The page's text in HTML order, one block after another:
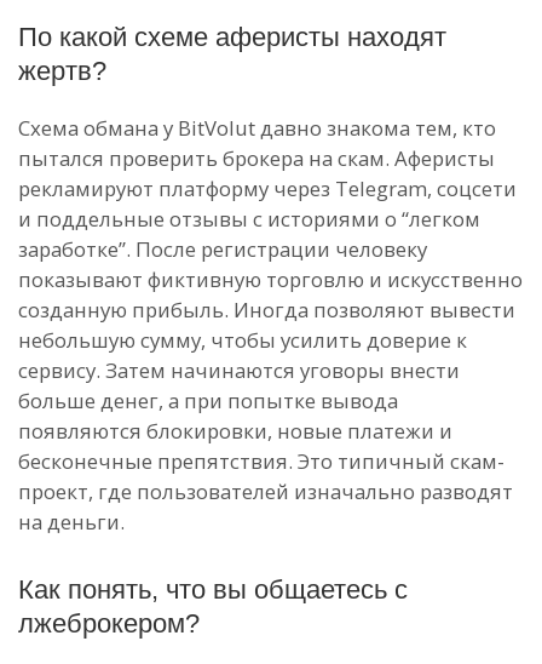
По какой схеме аферисты находят
жертв?
Схема обмана у BitVolut давно знакома тем, кто
пытался проверить брокера на скам. Аферисты
рекламируют платформу через Telegram, соцсети
и поддельные отзывы с историями о “легком
заработке”. После регистрации человеку
показывают фиктивную торговлю и искусственно
созданную прибыль. Иногда позволяют вывести
небольшую сумму, чтобы усилить доверие к
сервису. Затем начинаются уговоры внести
больше денег, а при попытке вывода
появляются блокировки, новые платежи и
бесконечные препятствия. Это типичный скам-
проект, где пользователей изначально разводят
на деньги.
Как понять, что вы общаетесь с
лжеброкером?